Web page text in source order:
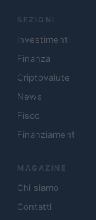
SEZIONI
Investimenti
Finanza
Criptovalute
News
Fisco
Finanziamenti
MAGAZINE
Chi siamo
Contatti